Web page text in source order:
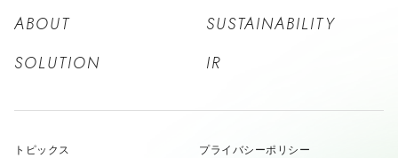
ABOUT
SOLUTION
SUSTAINABILITY
IR
トピックス
プライバシーポリシー